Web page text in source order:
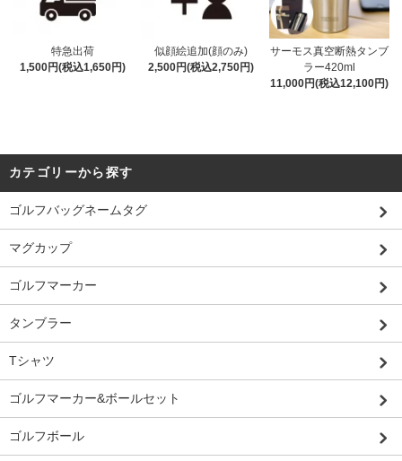
特急出荷
1,500円(税込1,650円)
似顔絵追加(顔のみ)
2,500円(税込2,750円)
サーモス真空断熱タンブ
ラー420ml
11,000円(税込12,100円)
カテゴリーから探す
ゴルフバッグネームタグ
マグカップ
ゴルフマーカー
タンブラー
Tシャツ
ゴルフマーカー&ボールセット
ゴルフボール